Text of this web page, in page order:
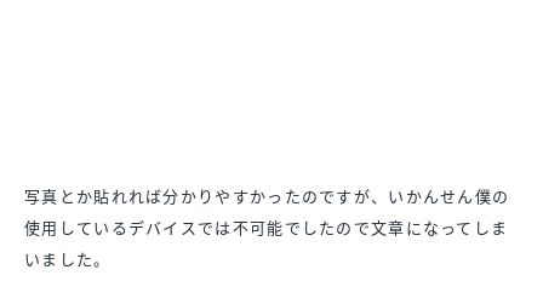
写真とか貼れれば分かりやすかったのですが、いかんせん僕の
使用しているデバイスでは不可能でしたので文章になってしま
いました。